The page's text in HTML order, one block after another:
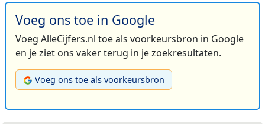
Voeg ons toe in Google
Voeg AlleCijfers.nl toe als voorkeursbron in Google
en je ziet ons vaker terug in je zoekresultaten.
Voeg ons toe als voorkeursbron